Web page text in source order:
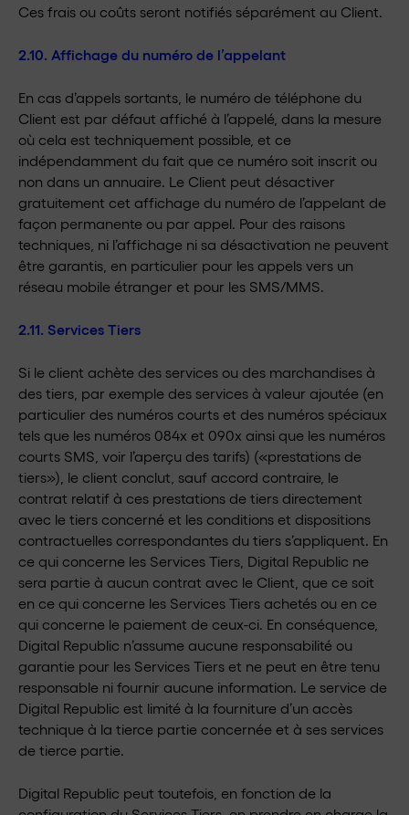
Ces frais ou coûts seront notifiés séparément au Client.
2.10. Affichage du numéro de l’appelant
En cas d’appels sortants, le numéro de téléphone du
Client est par défaut affiché à l’appelé, dans la mesure
où cela est techniquement possible, et ce
indépendamment du fait que ce numéro soit inscrit ou
non dans un annuaire. Le Client peut désactiver
gratuitement cet affichage du numéro de l’appelant de
façon permanente ou par appel. Pour des raisons
techniques, ni l’affichage ni sa désactivation ne peuvent
être garantis, en particulier pour les appels vers un
réseau mobile étranger et pour les SMS/MMS.
2.11. Services Tiers
Si le client achète des services ou des marchandises à
des tiers, par exemple des services à valeur ajoutée (en
particulier des numéros courts et des numéros spéciaux
tels que les numéros 084x et 090x ainsi que les numéros
courts SMS, voir l’aperçu des tarifs) («prestations de
tiers»), le client conclut, sauf accord contraire, le
contrat relatif à ces prestations de tiers directement
avec le tiers concerné et les conditions et dispositions
contractuelles correspondantes du tiers s’appliquent. En
ce qui concerne les Services Tiers, Digital Republic ne
sera partie à aucun contrat avec le Client, que ce soit
en ce qui concerne les Services Tiers achetés ou en ce
qui concerne le paiement de ceux-ci. En conséquence,
Digital Republic n’assume aucune responsabilité ou
garantie pour les Services Tiers et ne peut en être tenu
responsable ni fournir aucune information. Le service de
Digital Republic est limité à la fourniture d’un accès
technique à la tierce partie concernée et à ses services
de tierce partie.
Digital Republic peut toutefois, en fonction de la